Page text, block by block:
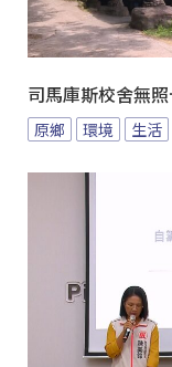
司馬庫斯校舍無
原鄉 環境 生活